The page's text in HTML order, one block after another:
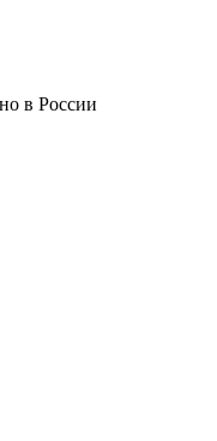
в России